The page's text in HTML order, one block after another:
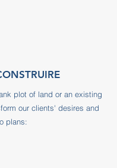
plot of land or an existing
our clients' desires and
plans: